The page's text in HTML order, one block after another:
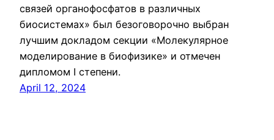
связей органофосфатов в различных
биосистемах» был безоговорочно выбран
лучшим докладом секции «Молекулярное
моделирование в биофизике» и отмечен
дипломом I степени.
April 12, 2024